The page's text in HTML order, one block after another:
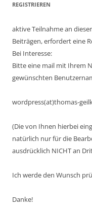
REGISTRIEREN
aktive Teilnahme an
Beiträgen, erfordert eine
Bei Interesse:
Bitte eine mail mit Ihrem
gewünschten
wordpress(at)thomas-
(Die von Ihnen hierbei
natürlich nur für die
ausdrücklich NICHT an
Ich werde den Wunsch
Danke!